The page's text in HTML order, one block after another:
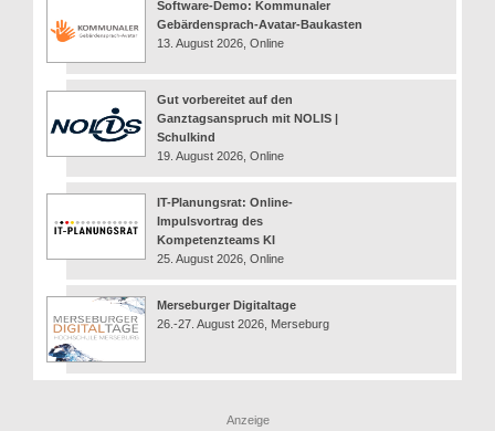
Software-Demo: Kommunaler
Gebärdensprach-Avatar-Baukasten
13. August 2026, Online
Gut vorbereitet auf den
Ganztagsanspruch mit NOLIS |
Schulkind
19. August 2026, Online
IT-Planungsrat: Online-
Impulsvortrag des
Kompetenzteams KI
25. August 2026, Online
Merseburger Digitaltage
26.-27. August 2026, Merseburg
Anzeige